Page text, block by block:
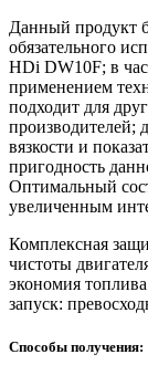
Данный продукт
обязательного
HDi DW10F; в
применением
подходит для
производителей;
вязкости и
пригодность
Оптимальный
увеличенным
Комплексная
чистоты
экономия
запуск:
Способы получения: